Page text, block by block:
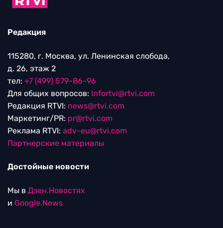
Редакция
115280, г. Москва, ул. Ленинская слобода,
д. 26, этаж 2
тел: +7 (499) 579-86-96
Для общих вопросов: Infortvi@rtvi.com
Редакция RTVI: news@rtvi.com
Маркетинг/PR: pr@rtvi.com
Реклама RTVI: adv-eu@rtvi.com
Партнерские материалы
Достойные новости
Мы в Дзен.Новостях
и Google.News